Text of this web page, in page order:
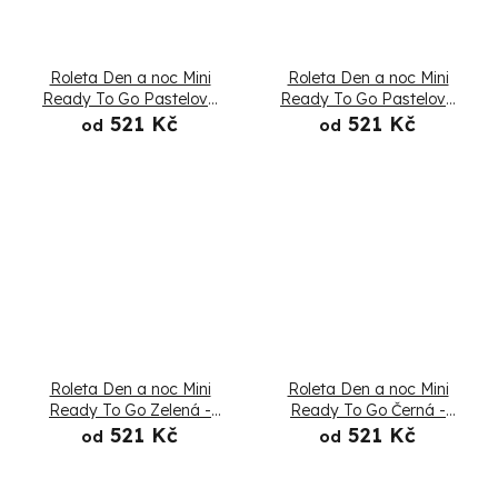
Roleta Den a noc Mini
Ready To Go Pastelová
žlutá - Složená
od 521 Kč
Roleta Den a noc Mini
Ready To Go Pastelová
oranžová - Složená
od 521 Kč
Roleta Den a noc Mini
Ready To Go Zelená -
Složená
od 521 Kč
Roleta Den a noc Mini
Ready To Go Černá -
Složená
od 521 Kč